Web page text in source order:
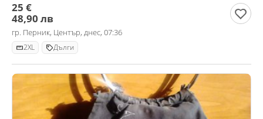
25 €
48,90 лв
гр. Перник, Център, днес, 07:36
2XL Дълги